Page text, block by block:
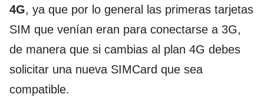
4G, ya que por lo general las primeras tarjetas
SIM que venían eran para conectarse a 3G,
de manera que si cambias al plan 4G debes
solicitar una nueva SIMCard que sea
compatible.